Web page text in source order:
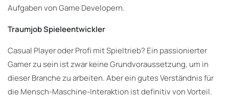
Aufgaben von Game Developern.
Traumjob Spieleentwickler
Casual Player oder Profi mit Spieltrieb? Ein passionierter
Gamer zu sein ist zwar keine Grundvoraussetzung, um in
dieser Branche zu arbeiten. Aber ein gutes Verständnis für
die Mensch-Maschine-Interaktion ist definitiv von Vorteil.